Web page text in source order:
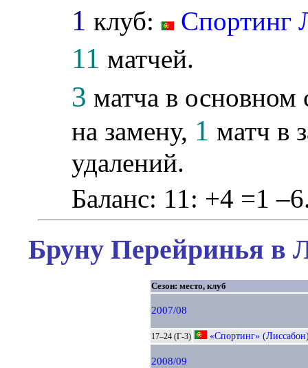
1 клуб: Спортинг
11 матчей.
3 матча в основном
на замену, 1 матч в
удалений.
Баланс: 11: +4 =1
Бруну Перейринья в
Сезон: место, клуб
2007/08
17–24 (Г-3) «Спортинг»
2008/09